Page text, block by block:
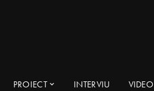
PROIECT INTERVIU VIDEO